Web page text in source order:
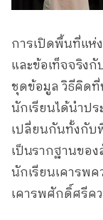
การเปิดพื้นที่แห่
และข้อเท็จจริง
ชุดข้อมูล วิธีคิด
นักเรียนได้นำปร
เปลี่ยนกันทั้งกับ
เป็นรากฐานขอ
นักเรียนเคารพ
เคารพศักดิ์ศรีค